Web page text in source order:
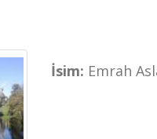
İsim: Emrah